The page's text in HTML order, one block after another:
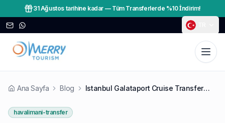
31 Ağustos tarihine kadar — Tüm Transferlerde %10 İndirim!
Ana Sayfa Blog Istanbul Galataport Cruise Transfer 2026 — IST ve SAW Havalimanından Kruvaziyer Terminale Sabit Fiyat
havalimani-transfer